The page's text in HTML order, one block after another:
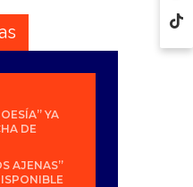
YA
DE
AJENAS”